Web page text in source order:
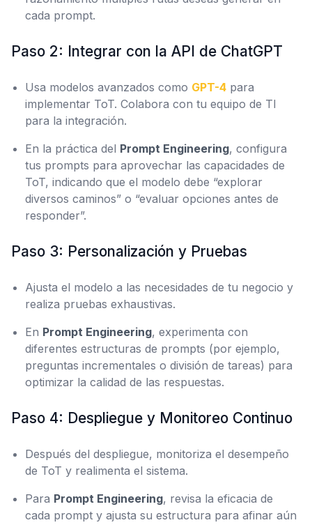
cada prompt.
Paso 2: Integrar con la API de ChatGPT
Usa modelos avanzados como GPT-4 para
implementar ToT. Colabora con tu equipo de TI
para la integración.
En la práctica del Prompt Engineering, configura
tus prompts para aprovechar las capacidades de
ToT, indicando que el modelo debe “explorar
diversos caminos” o “evaluar opciones antes de
responder”.
Paso 3: Personalización y Pruebas
Ajusta el modelo a las necesidades de tu negocio y
realiza pruebas exhaustivas.
En Prompt Engineering, experimenta con
diferentes estructuras de prompts (por ejemplo,
preguntas incrementales o división de tareas) para
optimizar la calidad de las respuestas.
Paso 4: Despliegue y Monitoreo Continuo
Después del despliegue, monitoriza el desempeño
de ToT y realimenta el sistema.
Para Prompt Engineering, revisa la eficacia de
cada prompt y ajusta su estructura para afinar aún